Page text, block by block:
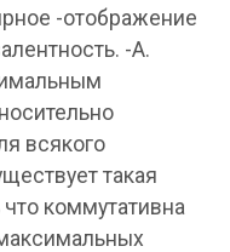
-отображение
-А.
всякого
такая
коммутативна